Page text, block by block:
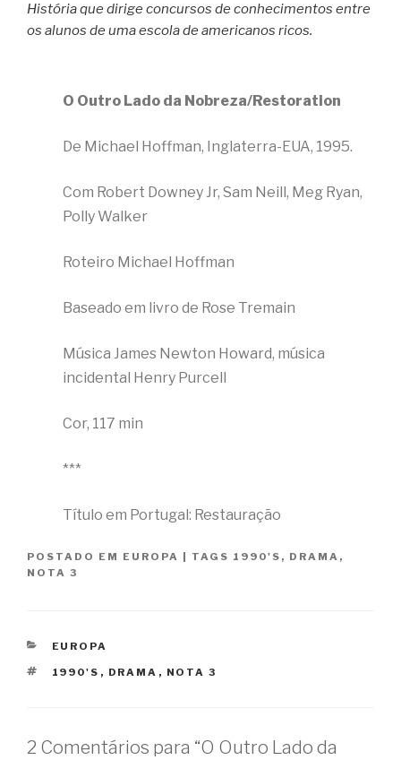
História que dirige concursos de conhecimentos entre
os alunos de uma escola de americanos ricos.
O Outro Lado da Nobreza/Restoration
De Michael Hoffman, Inglaterra-EUA, 1995.
Com Robert Downey Jr, Sam Neill, Meg Ryan,
Polly Walker
Roteiro Michael Hoffman
Baseado em livro de Rose Tremain
Música James Newton Howard, música
incidental Henry Purcell
Cor, 117 min
***
Título em Portugal: Restauração
POSTADO EM EUROPA | TAGS 1990'S , DRAMA ,
NOTA 3
CATEGORIAS
EUROPA
TAGS
1990'S , DRAMA , NOTA 3
2 Comentários para “O Outro Lado da